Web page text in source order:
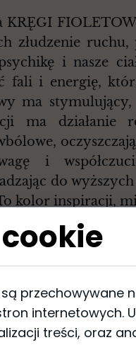
KRĘGI
złudzenie
i nasze
fali i energię,
ma
ma działanie
i
do
kolor inspiracji,
odcienie
nam niezbędny
energii”
świadomość,
fizycznym jak i
umysłu i
może być
przechowywane
internetowych.
treści, oraz